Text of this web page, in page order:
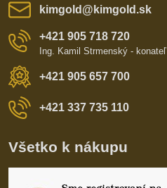
kimgold​@kimgold​.sk
+421 905 718 720
Ing. Kamil Strmenský - konateľ
+421 905 657 700
+421 337 735 110
Všetko k nákupu